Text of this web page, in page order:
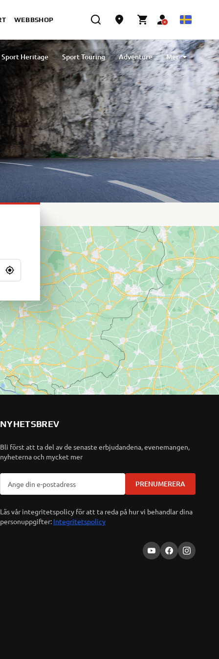
WEBBSHOP
Sport Heritage Sport Touring
Adventure
Erbjudanden Yard Built
Privatleasing
Y-AMT: Yamaha Automated Manual Transmission
Be om offert
Mer
NYHETSBREV
Bli först att ta del av de senaste erbjudandena, evenemangen,
nyheterna och mycket mer
PRENUMERERA
Läs vår integritetspolicy för att ta reda på hur vi behandlar dina
personuppgifter: Integritetspolicy